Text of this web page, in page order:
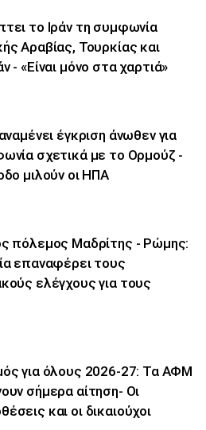
το Ιράν τη συμφωνία
Αραβίας, Τουρκίας και
- «Είναι μόνο στα χαρτιά»
έγκριση άνωθεν για
σχετικά με το Ορμούζ -
μιλούν οι ΗΠΑ
πόλεμος Μαδρίτης - Ρώμης:
επαναφέρει τους
ελέγχους για τους
για όλους 2026-27: Τα ΑΦΜ
σήμερα αίτηση- Οι
και οι δικαιούχοι